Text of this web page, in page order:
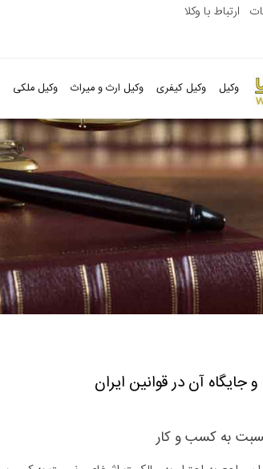
ارتباط با وکلا
وکیل وکیل کیفری وکیل ارث و میراث وکیل ملکی
آن در قوانین ایران
به کسب و کار